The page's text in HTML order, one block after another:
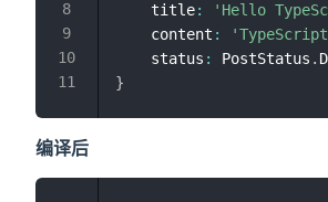
    title
: 'Hello
    content
:
    status
: PostStatus .
}
编译后